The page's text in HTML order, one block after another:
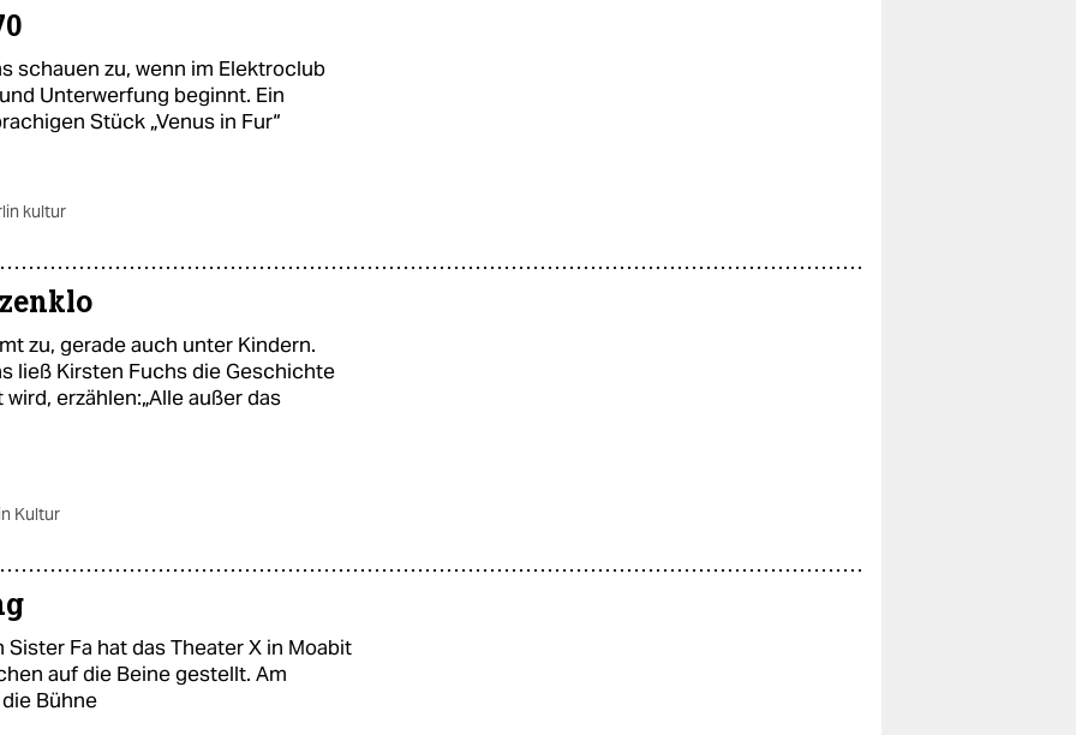
schauen zu, wenn im Elektroclub
Unterwerfung beginnt. Ein
Stück „Venus in Fur“
kultur
zu, gerade auch unter Kindern.
ließ Kirsten Fuchs die Geschichte
erzählen:„Alle außer das
Kultur
Fa hat das Theater X in Moabit
auf die Beine gestellt. Am
Bühne